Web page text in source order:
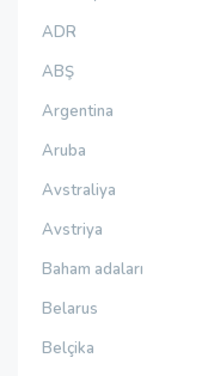
ADR
ABŞ
Argentina
Aruba
Avstraliya
Avstriya
Baham adaları
Belarus
Belçika